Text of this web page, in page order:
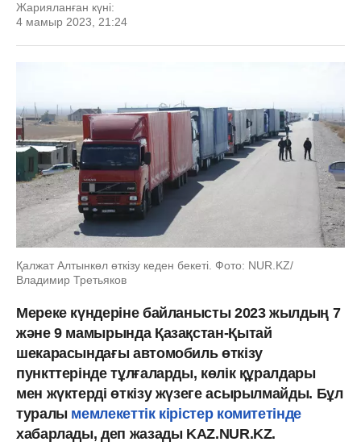
Жарияланған күні:
4 мамыр 2023, 21:24
Қалжат Алтынкөл өткізу кеден бекеті. Фото: NUR.KZ/
Владимир Третьяков
Мереке күндеріне байланысты 2023 жылдың 7
және 9 мамырында Қазақстан-Қытай
шекарасындағы автомобиль өткізу
пункттерінде тұлғаларды, көлік құралдары
мен жүктерді өткізу жүзеге асырылмайды. Бұл
туралы мемлекеттік кірістер комитетінде
хабарлады, деп жазады KAZ.NUR.KZ.